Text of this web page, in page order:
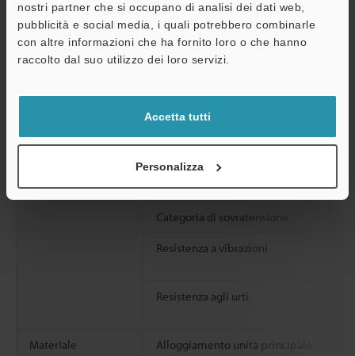
nostri partner che si occupano di analisi dei dati web,
pubblicità e social media, i quali potrebbero combinarle
con altre informazioni che ha fornito loro o che hanno
raccolto dal suo utilizzo dei loro servizi.
Accetta tutti
Personalizza
Resistenza
ambientale
Grado di protezione
Luce ambiente
Temperatura dell'ambiente operativo
Umidità relativa operativa
Umidità relativa di stoccaggio
Categoria di sovratensione
Resistenza a vibrazioni
Resistenza agli urti
Materiale Alloggiamento unità principale